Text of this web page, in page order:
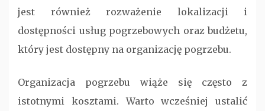
jest również rozważenie lokalizacji i
dostępności usług pogrzebowych oraz budżetu,
który jest dostępny na organizację pogrzebu.
Organizacja pogrzebu wiąże się często z
istotnymi kosztami. Warto wcześniej ustalić